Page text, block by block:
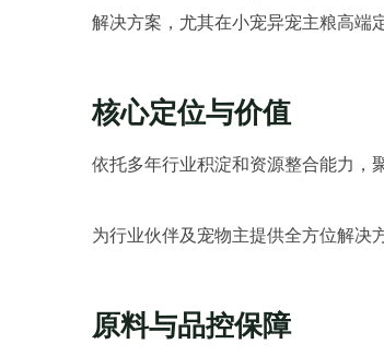
解决方案，尤其在小宠异宠主粮高端
核心定位与价值
依托多年行业积淀和资源整合能力，
为行业伙伴及宠物主提供全方位解决
原料与品控保障